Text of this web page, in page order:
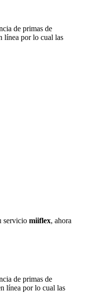
de primas de
línea por lo cual las
servicio miiflex, ahora
de primas de
línea por lo cual las